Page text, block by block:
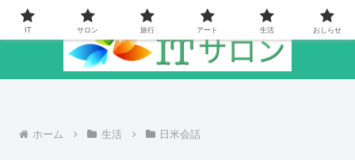
ホーム 生活 日米会話
IT サロン 旅行 アート 生活 おしらせ